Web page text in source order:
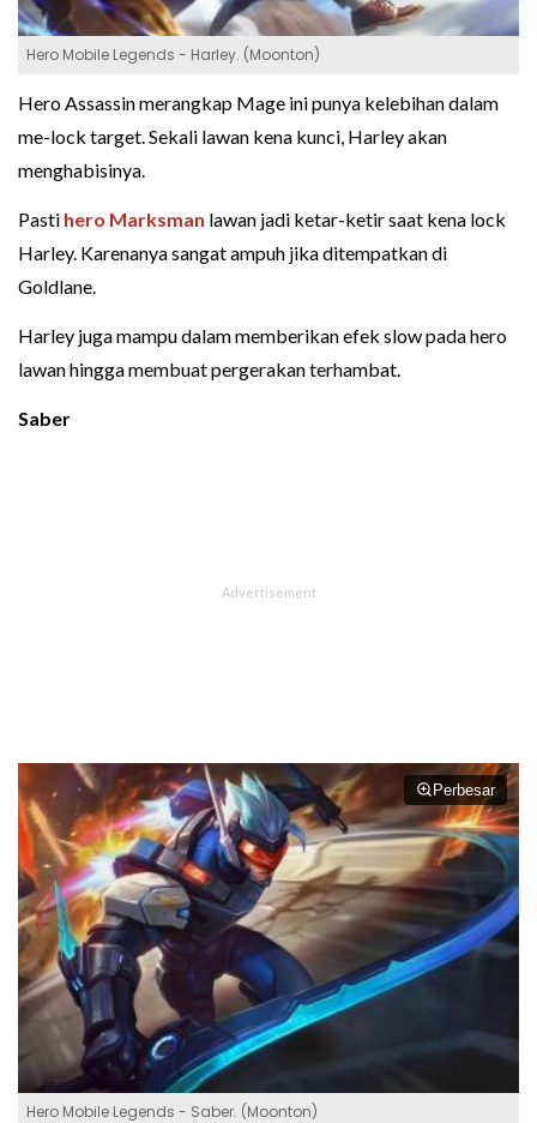
Hero Mobile Legends - Harley. (Moonton)
Hero Assassin merangkap Mage ini punya kelebihan dalam
me-lock target. Sekali lawan kena kunci, Harley akan
menghabisinya.
Pasti hero Marksman lawan jadi ketar-ketir saat kena lock
Harley. Karenanya sangat ampuh jika ditempatkan di
Goldlane.
Harley juga mampu dalam memberikan efek slow pada hero
lawan hingga membuat pergerakan terhambat.
Saber
Perbesar
Hero Mobile Legends - Saber. (Moonton)